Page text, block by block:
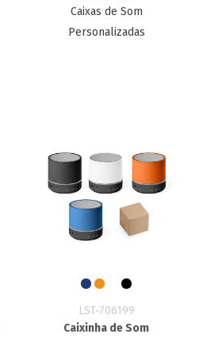
Caixas de Som
Personalizadas
LST-706199
Caixinha de Som